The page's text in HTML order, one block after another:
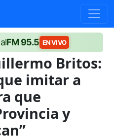
FM 95.5 EN VIVO
Britos:
imitar a
que
y